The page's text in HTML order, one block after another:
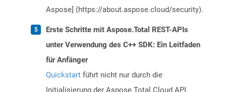
Aspose] (https://about.aspose.cloud/security).
Erste Schritte mit Aspose.Total REST-APIs
unter Verwendung des C++ SDK: Ein Leitfaden
für Anfänger
Quickstart führt nicht nur durch die
Initialisierung der Aspose.Total Cloud API,